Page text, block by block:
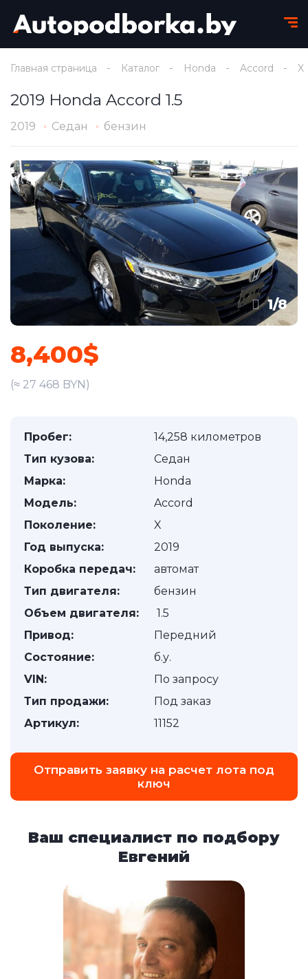
Главная страница Каталог Honda Accord X
2019 Honda Accord 1.5
2019 Седан бензин
1/8
8,400$
(≈ 27 468 BYN)
Пробег:
14,258 километров
Тип кузова:
Седан
Марка:
Honda
Модель:
Accord
Поколение:
X
Год выпуска:
2019
Коробка передач:
автомат
Тип двигателя:
бензин
Объем двигателя:
1.5
Привод:
Передний
Состояние:
б.у.
VIN:
По запросу
Тип продажи:
Под заказ
Артикул:
11152
Отправить заявку на расчет лота под
ключ
Ваш специалист по подбору
Евгений